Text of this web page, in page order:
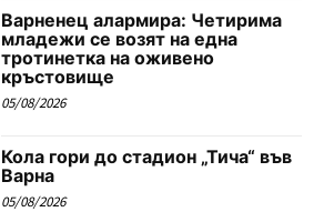
Варненец алармира: Четирима
младежи се возят на една
тротинетка на оживено
кръстовище
05/08/2026
Кола гори до стадион „Тича“ във
Варна
05/08/2026